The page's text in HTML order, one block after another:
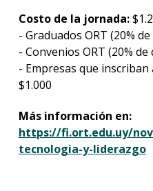
Costo de la jornada:
- Graduados ORT (20%
- Convenios ORT (20%
- Empresas que
$1.000
Más información en:
https://fi.ort.edu.uy/
tecnologia-y-liderazgo